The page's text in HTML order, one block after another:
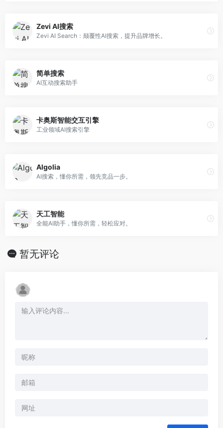
Zevi AI搜索
Zevi AI Search：颠覆性AI搜索，提升品牌增长。
简单搜索
AI互动搜索助手
卡奥斯智能交互引擎
工业领域AI搜索引擎
Algolia
AI搜索，懂你所需，领先竞品一步。
天工智能
全能AI助手，懂你所需，轻松应对。
暂无评论